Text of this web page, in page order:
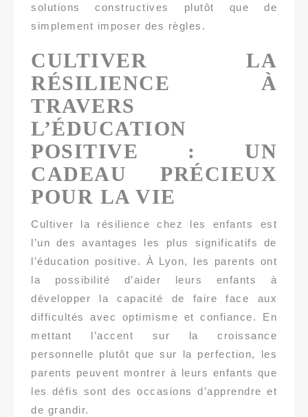
solutions constructives plutôt que de
simplement imposer des règles.
CULTIVER LA
RÉSILIENCE À
TRAVERS
L’ÉDUCATION
POSITIVE : UN
CADEAU PRÉCIEUX
POUR LA VIE
Cultiver la résilience chez les enfants est
l’un des avantages les plus significatifs de
l’éducation positive. À Lyon, les parents ont
la possibilité d’aider leurs enfants à
développer la capacité de faire face aux
difficultés avec optimisme et confiance. En
mettant l’accent sur la croissance
personnelle plutôt que sur la perfection, les
parents peuvent montrer à leurs enfants que
les défis sont des occasions d’apprendre et
de grandir.